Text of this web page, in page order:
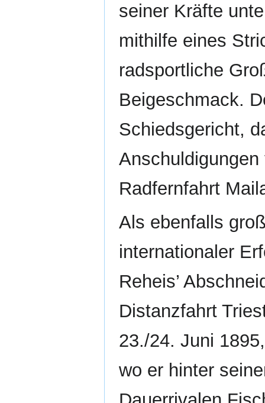
seiner Kräfte
mithilfe eines
radsportliche
Beigeschmack.
Schiedsgericht,
Radfernfahrt
Als ebenfalls
internationaler
Reheis’
Distanzfahrt
23./24. Juni
wo er hinter